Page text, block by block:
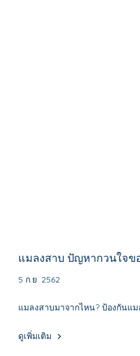
แมลงสาบ ปัญหากวนใจข
5 ก.ย. 2562
แมลงสาบมาจากไหน? ป้องกันแม
ดูเพิ่มเติม